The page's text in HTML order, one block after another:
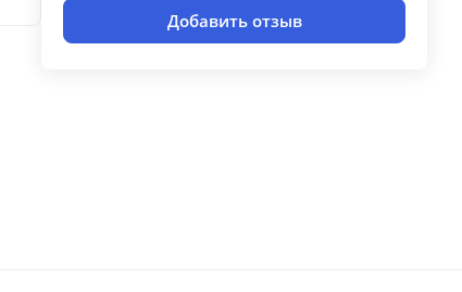
Добавить отзыв